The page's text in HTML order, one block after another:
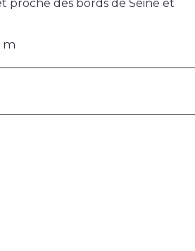
des bords de Seine et
m